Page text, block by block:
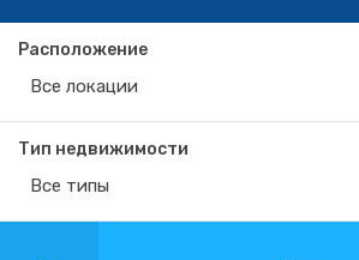
Расположение
Все локации
Тип недвижимости
Все типы